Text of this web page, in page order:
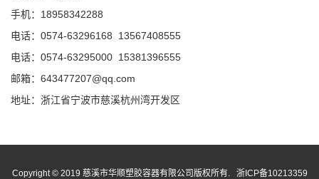
手机： 18958342288
电话： 0574-63296168
13567408555
电话： 0574-63295000 15381396555
邮箱： 643477207@qq.com
地址：浙江省宁波市慈溪杭州湾开发区
Copyright © 2019 慈溪市华顺塑胶容器有限公司版权所有. 浙ICP备10213359